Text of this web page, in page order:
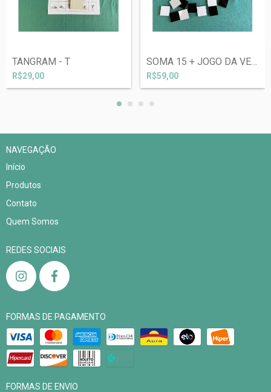
TANGRAM - T
R$29,00
SOMA 15 + JOGO DA VELHA
R$59,00
NAVEGAÇÃO
Início
Produtos
Contato
Quem Somos
REDES SOCIAIS
FORMAS DE PAGAMENTO
FORMAS DE ENVIO